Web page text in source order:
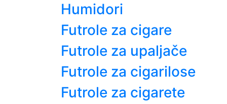
Humidori
Futrole za cigare
Futrole za upaljače
Futrole za cigarilose
Futrole za cigarete